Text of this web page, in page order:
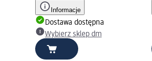
Informacje
Dostawa dostępna
Wybierz sklep dm